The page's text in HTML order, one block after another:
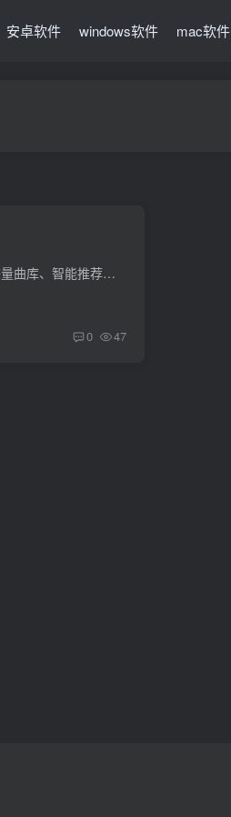
安卓软件 windows软件 mac软件
软件介绍 MeloYou 是一款集海量曲库、智能推荐与高品质播放于一身的音乐播放器。它免费提供涵盖流行、国风、摇滚、欧美、日韩等多风格的丰富资源，并包含免费的无损音质选择。 播放器核心亮点在...
0 47